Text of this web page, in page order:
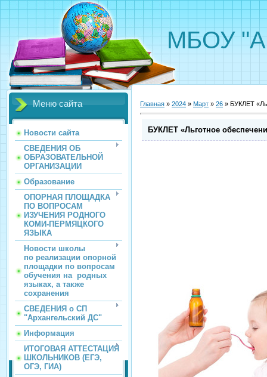
МБОУ
Меню сайта
Новости сайта
СВЕДЕНИЯ ОБ
ОБРАЗОВАТЕЛЬНОЙ
ОРГАНИЗАЦИИ
Образование
ОПОРНАЯ ПЛОЩАДКА
ПО ВОПРОСАМ
ИЗУЧЕНИЯ РОДНОГО
КОМИ-ПЕРМЯЦКОГО
ЯЗЫКА
Новости школы
по реализации опорной
площадки по вопросам
обучения на родных
языках, а также
сохранения
СВЕДЕНИЯ о СП
"Архангельский ДС"
Информация
ИТОГОВАЯ АТТЕСТАЦИЯ
ШКОЛЬНИКОВ (ЕГЭ,
ОГЭ, ГИА)
Главная » 2024 » Март » 26 » БУКЛЕТ
БУКЛЕТ «Льготное